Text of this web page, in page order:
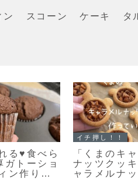
ン スコーン ケーキ タ
の朝ごは
リッとふん
も美味し
イチ押し！！
「メロンパ
ー」ちっち
わいい♡まる